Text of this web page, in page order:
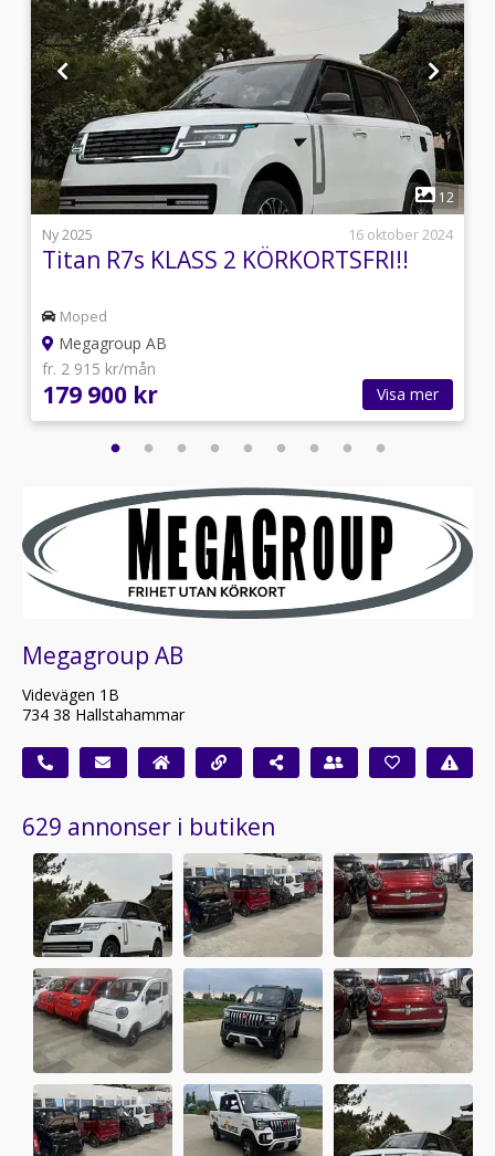
12
Ny 2025
16 oktober 2024
Titan R7s KLASS 2 KÖRKORTSFRI!!
Moped
Megagroup AB
fr. 2 915 kr/mån
179 900 kr Visa mer
Megagroup AB
Videvägen 1B
734 38 Hallstahammar
629 annonser i butiken